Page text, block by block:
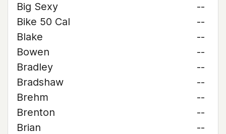
Big Sexy
--
Bike 50 Cal
--
Blake
--
Bowen
--
Bradley
--
Bradshaw
--
Brehm
--
Brenton
--
Brian
--